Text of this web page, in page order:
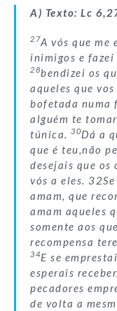
A) Texto: Lc
27A vós que me
inimigos e fazei
28bendizei os
aqueles que
bofetada numa
alguém te
túnica. 30Dá a
que é teu,não
desejais que os
vós a eles.
amam, que
amam aqueles
somente aos
recompensa
34E se
esperais
pecadores
de volta a